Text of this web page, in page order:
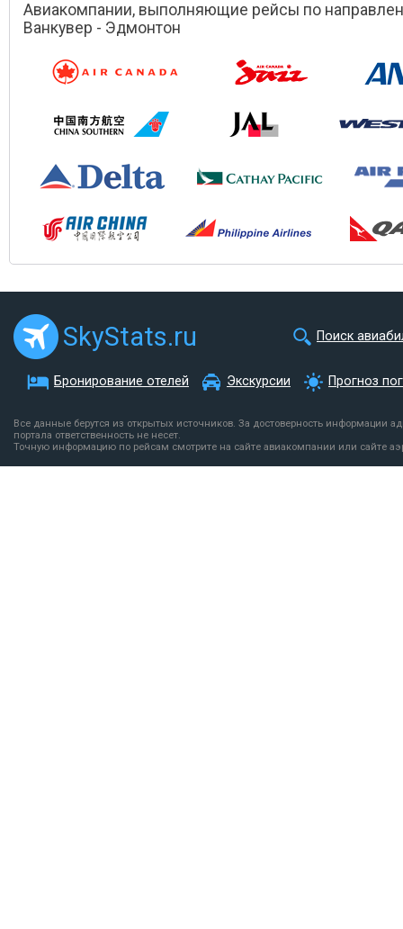
Авиакомпании, выполняющие рейсы по
Ванкувер - Эдмонтон
SkyStats.ru Поиск
Бронирование отелей Экскурсии Прогноз
Все данные берутся из открытых источников. За достоверность информации
портала ответственность не несет.
Точную информацию по рейсам смотрите на сайте авиакомпании или сайте